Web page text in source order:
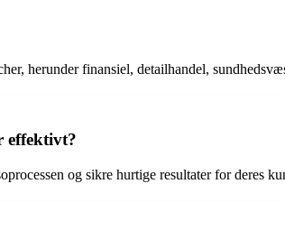
herunder finansiel, detailhandel,
effektivt?
og sikre hurtige resultater for deres